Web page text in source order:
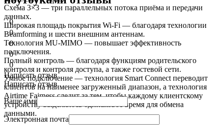
Схема 3×3 — три параллельных потока приёма и передачи
данных.
Широкая площадь покрытия Wi-Fi — благодаря технологии
Beamforming и шести внешним антеннам.
Технология MU-MIMO — повышает эффективность
подключения.
Полный контроль — благодаря функциям родительского
контроля и контроля доступа, а также гостевой сети.
Умное подключение — технология Smart Connect переводит
клиентов на наименее загруженный диапазон, а технология
Airtime Fairness следит за тем, чтобы каждому клиентскому
устройству выделялось одинаковое время для обмена
данными.
0
0
0
0
0
Написать отзыв
Написать отзыв
Ваше имя
Электронная почта